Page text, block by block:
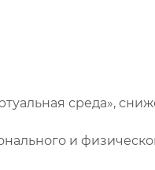
среда»,
и